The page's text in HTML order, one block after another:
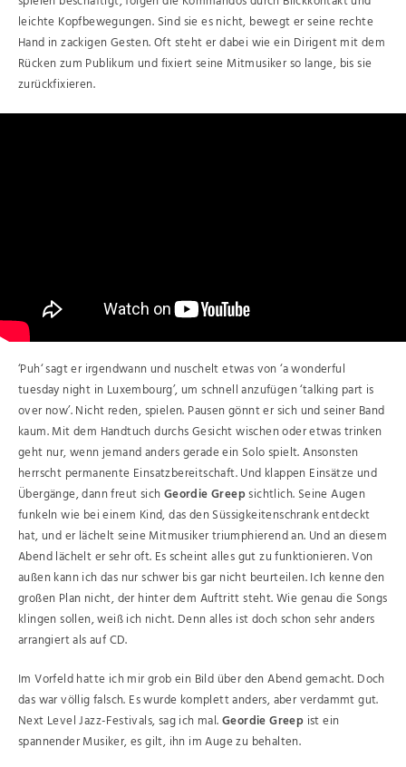
leichte Kopfbewegungen. Sind sie es nicht, bewegt er seine rechte
Hand in zackigen Gesten. Oft steht er dabei wie ein Dirigent mit dem
Rücken zum Publikum und fixiert seine Mitmusiker so lange, bis sie
zurückfixieren.
‘Puh‘ sagt er irgendwann und nuschelt etwas von ‘a wonderful
tuesday night in Luxembourg’, um schnell anzufügen ‘talking part is
over now’. Nicht reden, spielen. Pausen gönnt er sich und seiner Band
kaum. Mit dem Handtuch durchs Gesicht wischen oder etwas trinken
geht nur, wenn jemand anders gerade ein Solo spielt. Ansonsten
herrscht permanente Einsatzbereitschaft. Und klappen Einsätze und
Übergänge, dann freut sichGeordie Greepsichtlich. Seine Augen
funkeln wie bei einem Kind, das den Süssigkeitenschrank entdeckt
hat, und er lächelt seine Mitmusiker triumphierend an. Und an diesem
Abend lächelt er sehr oft. Es scheint alles gut zu funktionieren. Von
außen kann ich das nur schwer bis gar nicht beurteilen. Ich kenne den
großen Plan nicht, der hinter dem Auftritt steht. Wie genau die Songs
klingen sollen, weiß ich nicht. Denn alles ist doch schon sehr anders
arrangiert als auf CD.
Im Vorfeld hatte ich mir grob ein Bild über den Abend gemacht. Doch
das war völlig falsch. Es wurde komplett anders, aber verdammt gut.
Next Level Jazz-Festivals, sag ich mal.Geordie Greep ist ein
spannender Musiker, es gilt, ihn im Auge zu behalten.